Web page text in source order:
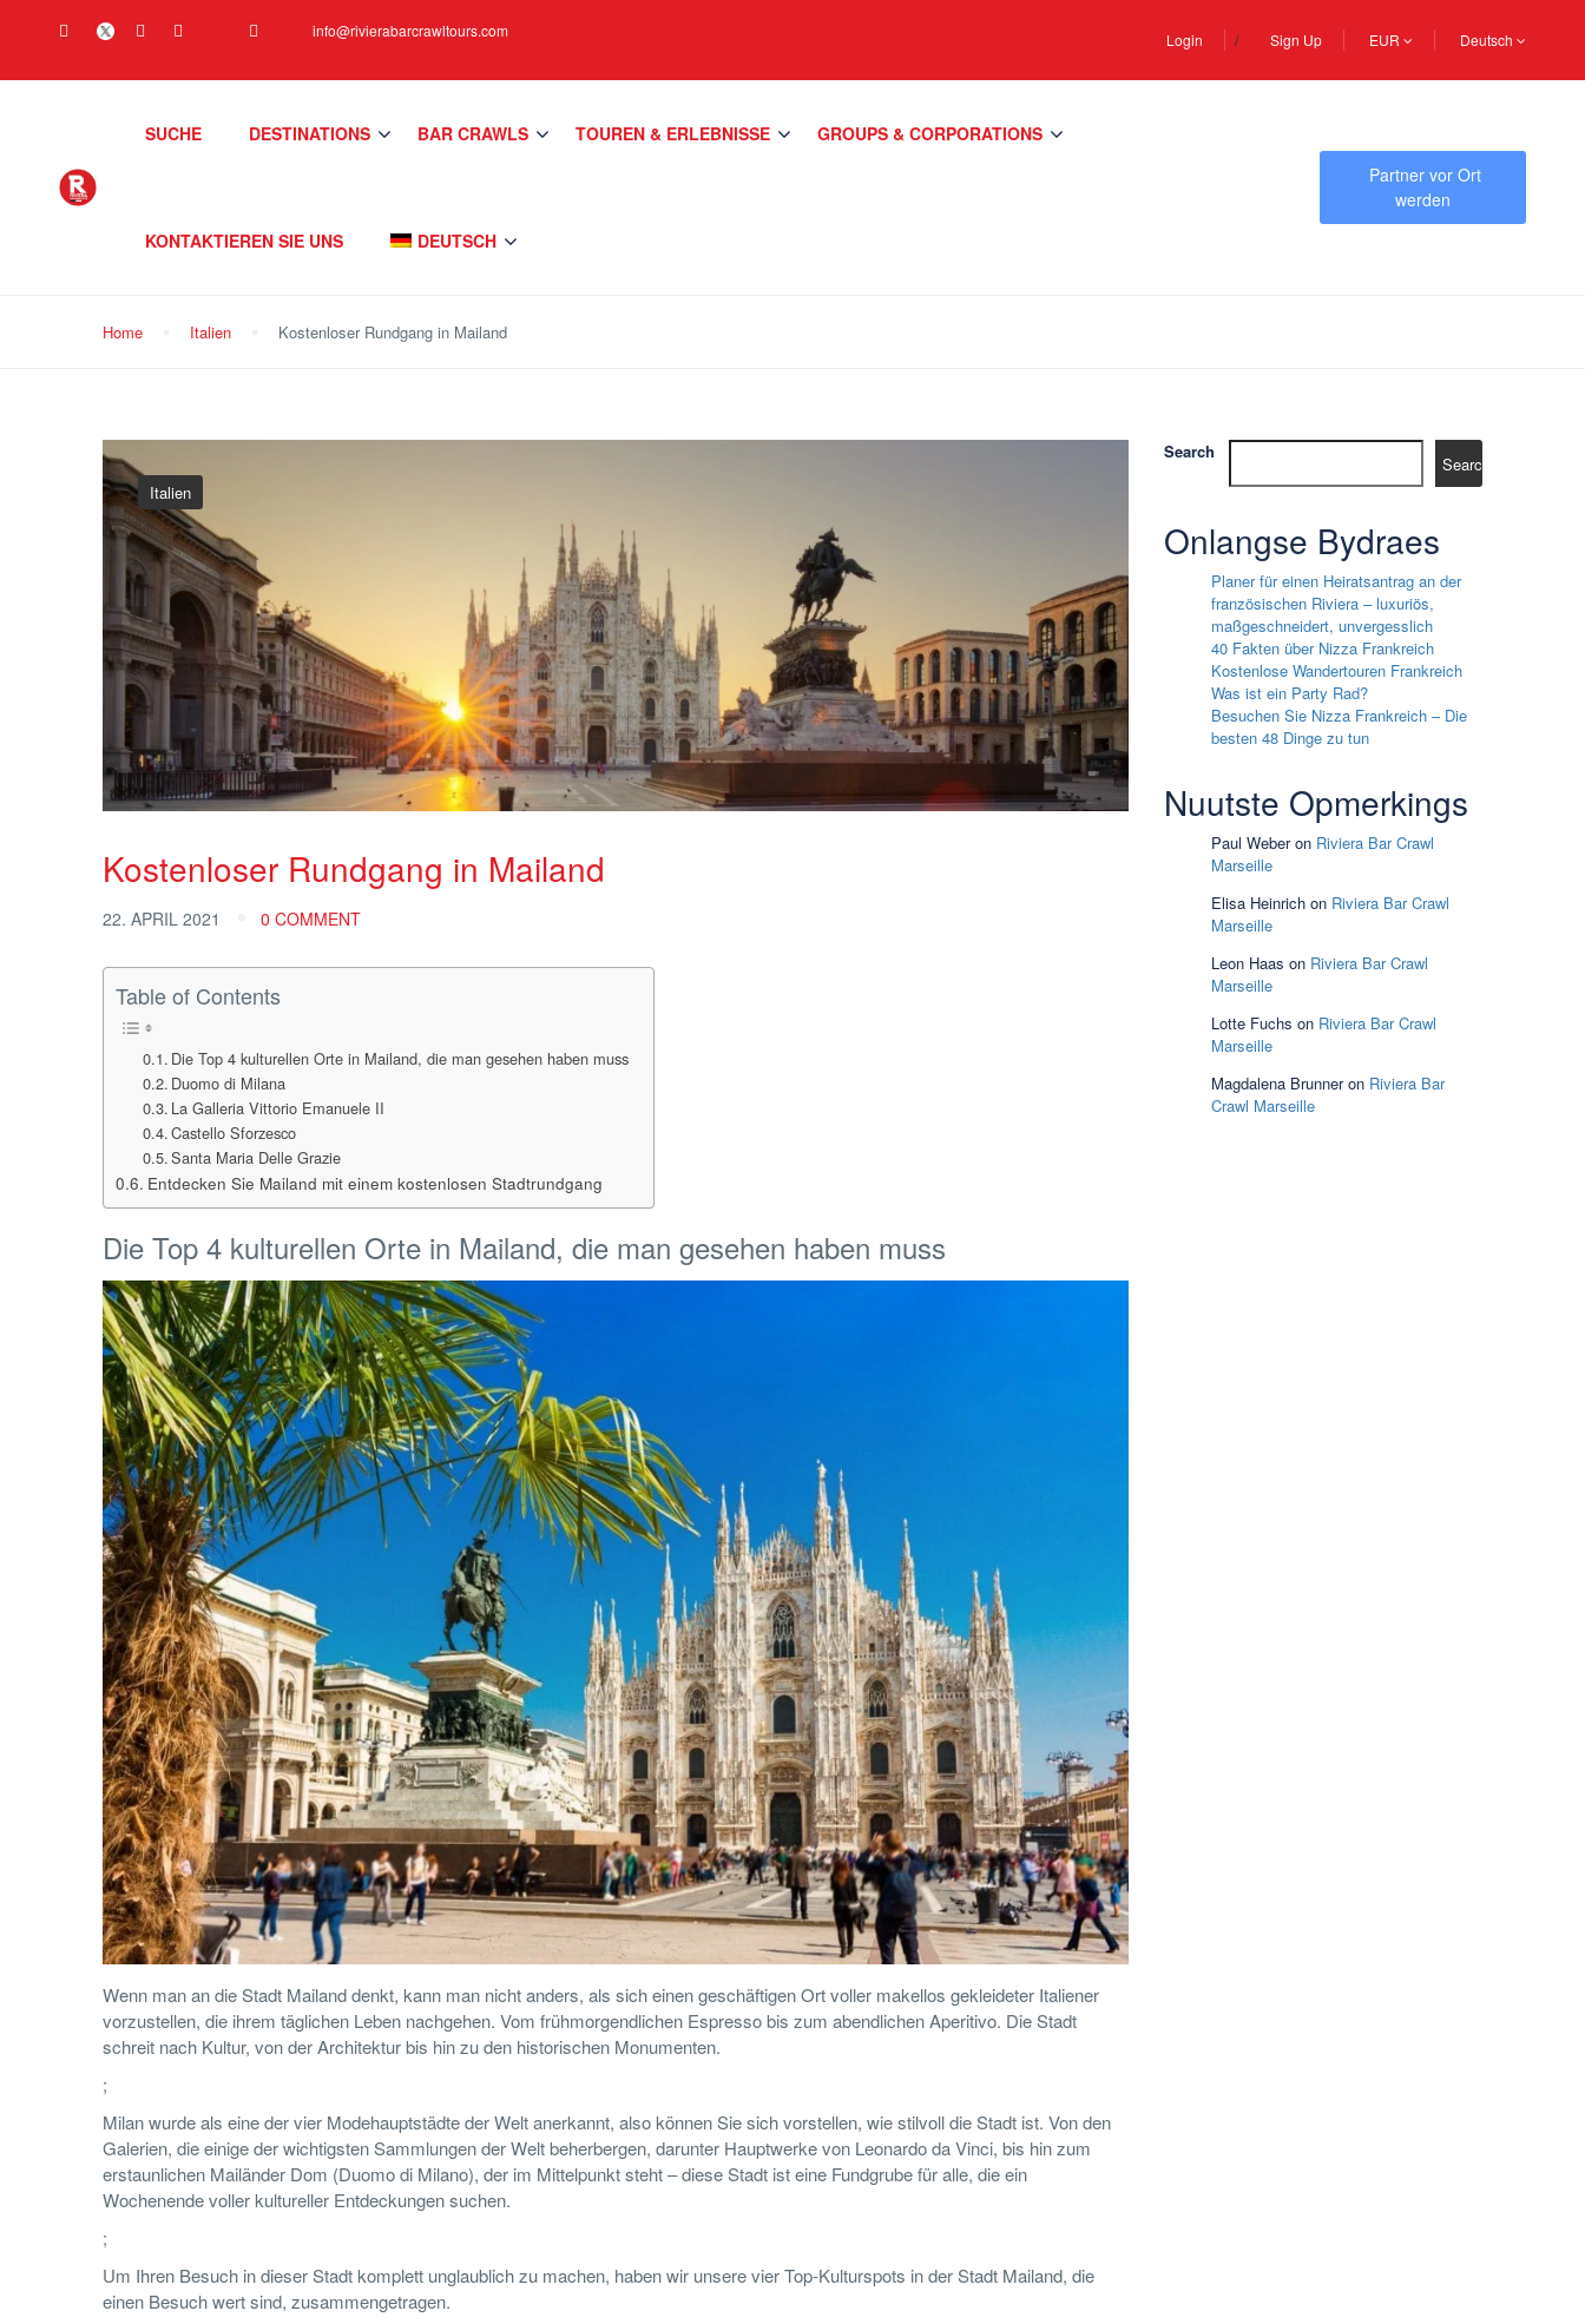
info@rivierabarcrawltours.com Login Sign Up EUR Deutsch
SUCHE DESTINATIONS BAR CRAWLS TOUREN & ERLEBNISSE GROUPS & CORPORATIONS
KONTAKTIEREN SIE UNS DEUTSCH
Partner vor Ort
werden
Home Italien Kostenloser Rundgang in Mailand
Italien
Kostenloser Rundgang in Mailand
22. APRIL 2021 0 COMMENT
Table of Contents
Die Top 4 kulturellen Orte in Mailand, die man gesehen haben muss
Duomo di Milana
La Galleria Vittorio Emanuele II
Castello Sforzesco
Santa Maria Delle Grazie
Entdecken Sie Mailand mit einem kostenlosen Stadtrundgang
Die Top 4 kulturellen Orte in Mailand, die man gesehen haben muss
Wenn man an die Stadt Mailand denkt, kann man nicht anders, als sich einen geschäftigen Ort voller makellos gekleideter Italiener
vorzustellen, die ihrem täglichen Leben nachgehen. Vom frühmorgendlichen Espresso bis zum abendlichen Aperitivo. Die Stadt
schreit nach Kultur, von der Architektur bis hin zu den historischen Monumenten.
;
Milan wurde als eine der vier Modehauptstädte der Welt anerkannt, also können Sie sich vorstellen, wie stilvoll die Stadt ist. Von den
Galerien, die einige der wichtigsten Sammlungen der Welt beherbergen, darunter Hauptwerke von Leonardo da Vinci, bis hin zum
erstaunlichen Mailänder Dom (Duomo di Milano), der im Mittelpunkt steht – diese Stadt ist eine Fundgrube für alle, die ein
Wochenende voller kultureller Entdeckungen suchen.
;
Um Ihren Besuch in dieser Stadt komplett unglaublich zu machen, haben wir unsere vier Top-Kulturspots in der Stadt Mailand, die
einen Besuch wert sind, zusammengetragen.
Search
Search
Onlangse Bydraes
Planer für einen Heiratsantrag an der
französischen Riviera – luxuriös,
maßgeschneidert, unvergesslich
40 Fakten über Nizza Frankreich
Kostenlose Wandertouren Frankreich
Was ist ein Party Rad?
Besuchen Sie Nizza Frankreich – Die
besten 48 Dinge zu tun
Nuutste Opmerkings
Paul Weberon Riviera Bar Crawl
Marseille
Elisa Heinrich on Riviera Bar Crawl
Marseille
Leon Haas on Riviera Bar Crawl
Marseille
Lotte Fuchs on Riviera Bar Crawl
Marseille
Magdalena Brunneron Riviera Bar
Crawl Marseille